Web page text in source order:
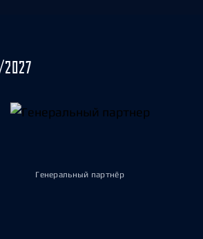
Генеральный партнёр